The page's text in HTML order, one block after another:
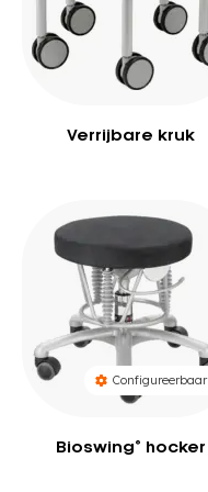
Verrijbare kruk
Configureerbaar
Bioswing® hocker